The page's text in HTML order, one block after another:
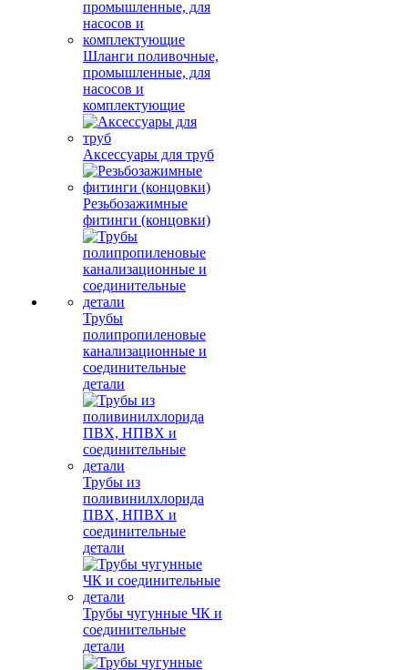
Шланги поливочные,
промышленные, для
насосов и
комплектующие
Аксессуары для труб
Резьбозажимные
фитинги (концовки)
Трубы
полипропиленовые
канализационные и
соединительные
детали
Трубы из
поливинилхлорида
ПВХ, НПВХ и
соединительные
детали
Трубы чугунные ЧК и
соединительные
детали